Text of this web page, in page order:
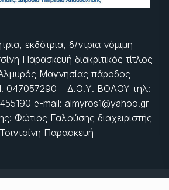
εκδότρια, δ/ντρια νόμιμη
Παρασκευή διακριτικός τίτλος
Μαγνησίας πάροδος
047057290 – Δ.Ο.Υ. ΒΟΛΟΥ τηλ:
e-mail: almyros1@yahoo.gr
Φώτιος Γαλούσης διαχειριστής-
Παρασκευή